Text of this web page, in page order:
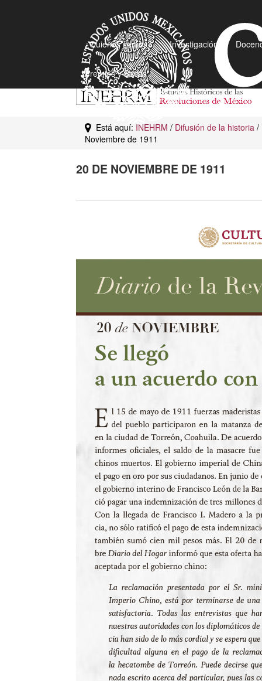
¿Quiénes somos? Investigación
Premios y Becas
Está aquí: INEHRM / Difusión de la historia /
Noviembre de 1911
20 DE NOVIEMBRE DE 1911